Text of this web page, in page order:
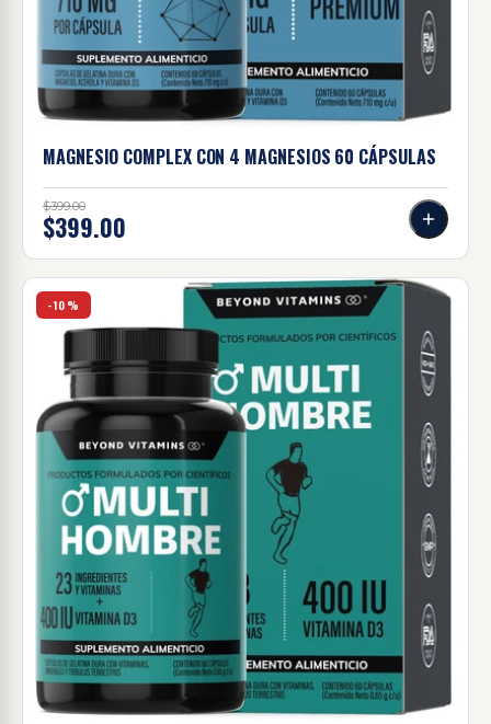
MAGNESIO COMPLEX CON 4 MAGNESIOS 60 CÁPSULAS
$399.00
$399.00
Multi hombre 60 caps
-10%